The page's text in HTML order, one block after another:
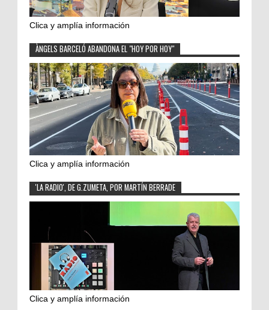
Clica y amplía información
ÀNGELS BARCELÓ ABANDONA EL "HOY POR HOY"
Clica y amplía información
'LA RADIO', DE G.ZUMETA, POR MARTÍN BERRADE
Clica y amplía información